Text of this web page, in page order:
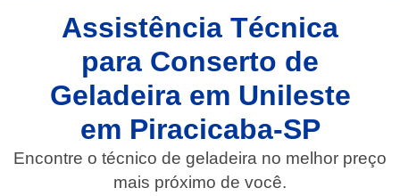
Assistência Técnica
para Conserto de
Geladeira em Unileste
em Piracicaba-SP
Encontre o técnico de geladeira no melhor preço
mais próximo de você.